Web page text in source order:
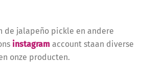
de jalapeño pickle en andere
instagram account staan diverse
onze producten.